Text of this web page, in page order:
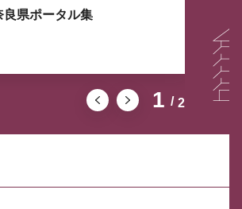
1 2
良県ポータル集